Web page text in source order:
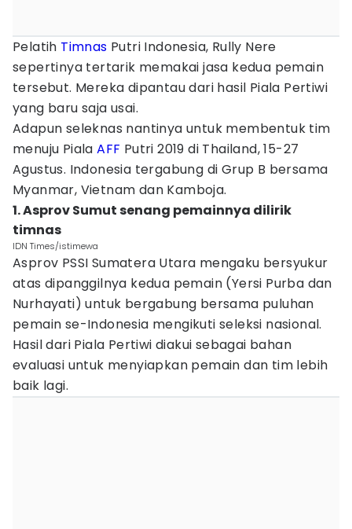
Pelatih Timnas Putri Indonesia, Rully Nere
sepertinya tertarik memakai jasa kedua pemain
tersebut. Mereka dipantau dari hasil Piala Pertiwi
yang baru saja usai.
Adapun seleknas nantinya untuk membentuk tim
menuju PialaAFF Putri 2019 di Thailand, 15-27
Agustus. Indonesia tergabung di Grup B bersama
Myanmar, Vietnam dan Kamboja.
1. Asprov Sumut senang pemainnya dilirik
timnas
IDN Times/istimewa
Asprov PSSI Sumatera Utara mengaku bersyukur
atas dipanggilnya kedua pemain (Yersi Purba dan
Nurhayati) untuk bergabung bersama puluhan
pemain se-Indonesia mengikuti seleksi nasional.
Hasil dari Piala Pertiwi diakui sebagai bahan
evaluasi untuk menyiapkan pemain dan tim lebih
baik lagi.